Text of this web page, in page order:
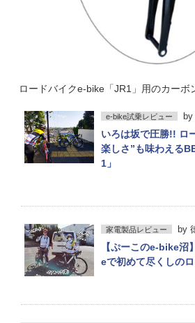
ロードバイクe-bike「JR1」用のカーボ
e-bike試乗レビュー by
いろは坂で圧勝!! ロ
楽しさ”も味わえる
1」
家電製品レビュー by
【ぷーこのe-bike沼
eで初めて尽くしの